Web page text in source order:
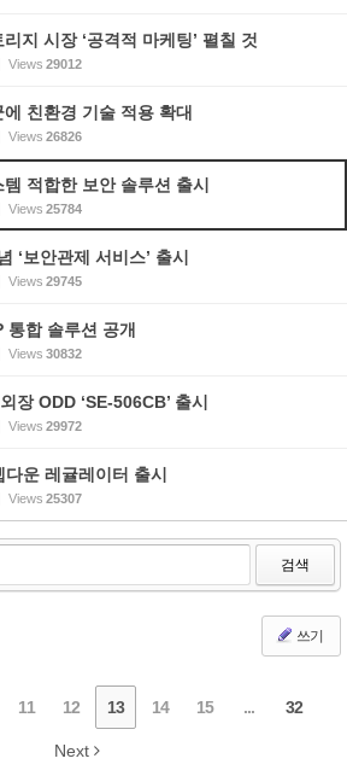
지 시장 ‘공격적 마케팅’ 펼칠 것
Views 29012
친환경 기술 적용 확대
Views 26826
적합한 보안 솔루션 출시
Views 25784
‘보안관제 서비스’ 출시
Views 29745
통합 솔루션 공개
Views 30832
장 ODD ‘SE-506CB’ 출시
Views 29972
운 레귤레이터 출시
Views 25307
검색
쓰기
11 12 13 14 15 ... 32
Next